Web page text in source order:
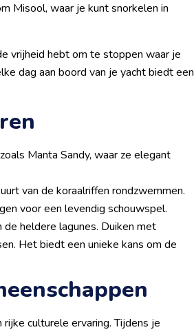
Misool, waar je kunt snorkelen in
vrijheid hebt om te stoppen waar je
dag aan boord van je yacht biedt een
Manta Sandy, waar ze elegant
van de koraalriffen rondzwemmen.
voor een levendig schouwspel.
heldere lagunes. Duiken met
Het biedt een unieke kans om de
culturele ervaring. Tijdens je